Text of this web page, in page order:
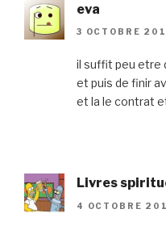
eva
3 OCTOBRE
il suffit peu etre
et puis de finir
et la le contrat
Livres
4 OCTOBRE